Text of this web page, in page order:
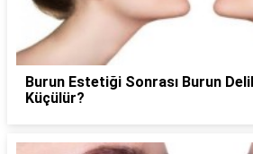
Burun Estetiği Sonrası Burun
Küçülür?